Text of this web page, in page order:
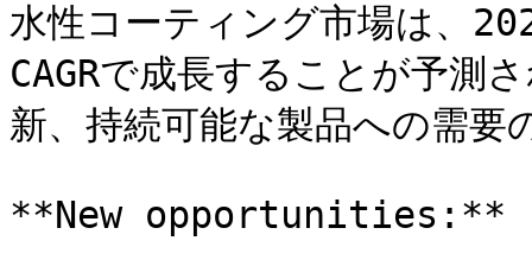
水性コーティング市場は、
CAGRで成長することが予測
新、持続可能な製品への需要
**New opportunities:**